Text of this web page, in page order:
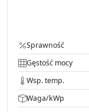
Sprawność
Gęstość mocy
Wsp. temp.
Waga/kWp